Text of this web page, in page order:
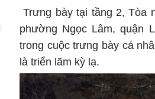
Trưng bày tại tầng 2, Tòa
phường Ngọc Lâm, quận
trong cuộc trưng bày cá
là triển lãm kỳ lạ.